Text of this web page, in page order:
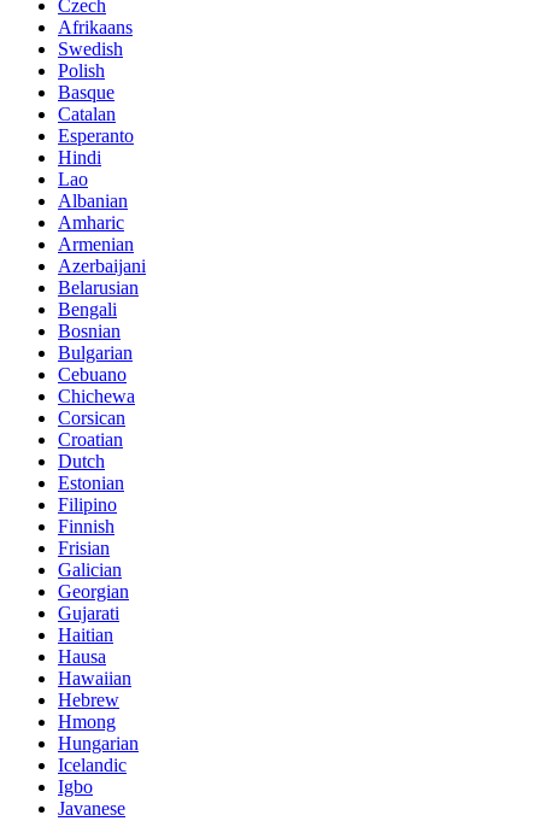
Czech
Afrikaans
Swedish
Polish
Basque
Catalan
Esperanto
Hindi
Lao
Albanian
Amharic
Armenian
Azerbaijani
Belarusian
Bengali
Bosnian
Bulgarian
Cebuano
Chichewa
Corsican
Croatian
Dutch
Estonian
Filipino
Finnish
Frisian
Galician
Georgian
Gujarati
Haitian
Hausa
Hawaiian
Hebrew
Hmong
Hungarian
Icelandic
Igbo
Javanese